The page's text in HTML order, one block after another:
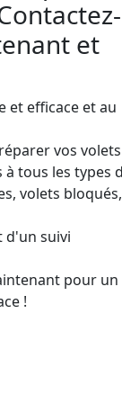
et
et efficace et au
vos volets
tous les types
volets bloqués,
d'un suivi
pour un
!